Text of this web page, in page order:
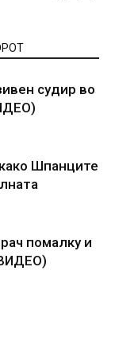
судир во
Шпанците
помалку и